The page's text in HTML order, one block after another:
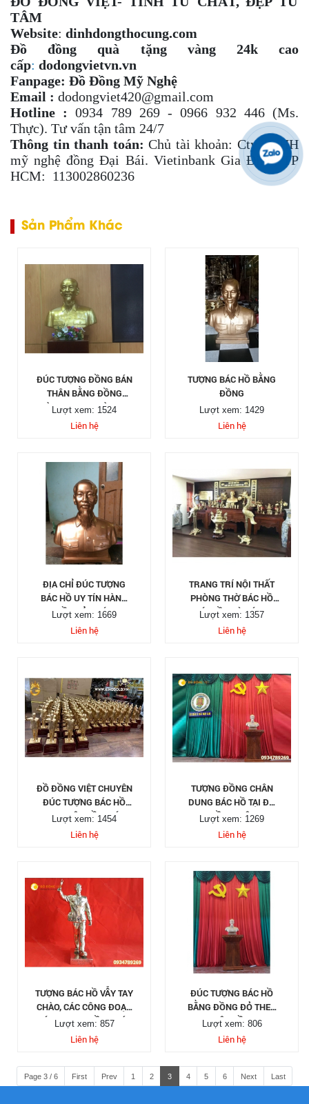
TÂM
Website: dinhdongthocung.com
Đồ đồng quà tặng vàng 24k cao
cấp: dodongvietvn.vn
Fanpage: Đồ Đồng Mỹ Nghệ
Email : dodongviet420@gmail.com
Hotline : 0934 789 269 - 0966 932 446 (Ms.
Thực). Tư vấn tận tâm 24/7
Thông tin thanh toán: Chủ tài khoản: Cty TNHH
mỹ nghệ đồng Đại Bái. Vietinbank Gia Định, TP
HCM: 113002860236
Sản Phẩm Khác
ĐÚC TƯỢNG ĐỒNG BÁN
THÂN BẰNG ĐỒNG
VÀNG TRƯNG BÀY TẠI
CÁC CƠ QUAN PHÒNG
Lượt xem: 1524
Liên hệ
TƯỢNG BÁC HỒ BẰNG
ĐỒNG
Lượt xem: 1429
Liên hệ
ĐỊA CHỈ ĐÚC TƯỢNG
BÁC HỒ UY TÍN HÀNG
ĐẦU CẢ NƯỚC
Lượt xem: 1669
Liên hệ
TRANG TRÍ NỘI THẤT
PHÒNG THỜ BÁC HỒ
VỚI ĐỒ THỜ CÚNG
BẰNG ĐỒNG
Lượt xem: 1357
Liên hệ
ĐỒ ĐỒNG VIỆT CHUYÊN
ĐÚC TƯỢNG BÁC HỒ
THEO YÊU CẦU, ĐÚC
TƯỢNG ĐỒNG BÁC HỒ
BẰNG ĐỒNG VÀNG
Lượt xem: 1454
Liên hệ
TƯỢNG ĐỒNG CHÂN
DUNG BÁC HỒ TẠI ĐỒ
ĐỒNG VIỆT
Lượt xem: 1269
Liên hệ
TƯỢNG BÁC HỒ VẪY TAY
CHÀO, CÁC CÔNG ĐOẠN
ĐÚC TƯỢNG ĐỒNG BÁC
HỒ
Lượt xem: 857
Liên hệ
ĐÚC TƯỢNG BÁC HỒ
BẰNG ĐỒNG ĐỎ THEO
YÊU CẦU
Lượt xem: 806
Liên hệ
Page 3 / 6 First Prev 1 2 3 4 5 6 Next Last